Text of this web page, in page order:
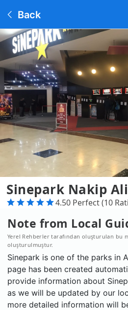
Back
Sinepark Nakip Ali
4.50 Perfect (10
Note from Local
Yerel Rehberler tarafından oluşturulan bu
oluşturulmuştur.
Sinepark is one of the parks in
page has been created
provide information about
as we will be updated by our
more detailed information will